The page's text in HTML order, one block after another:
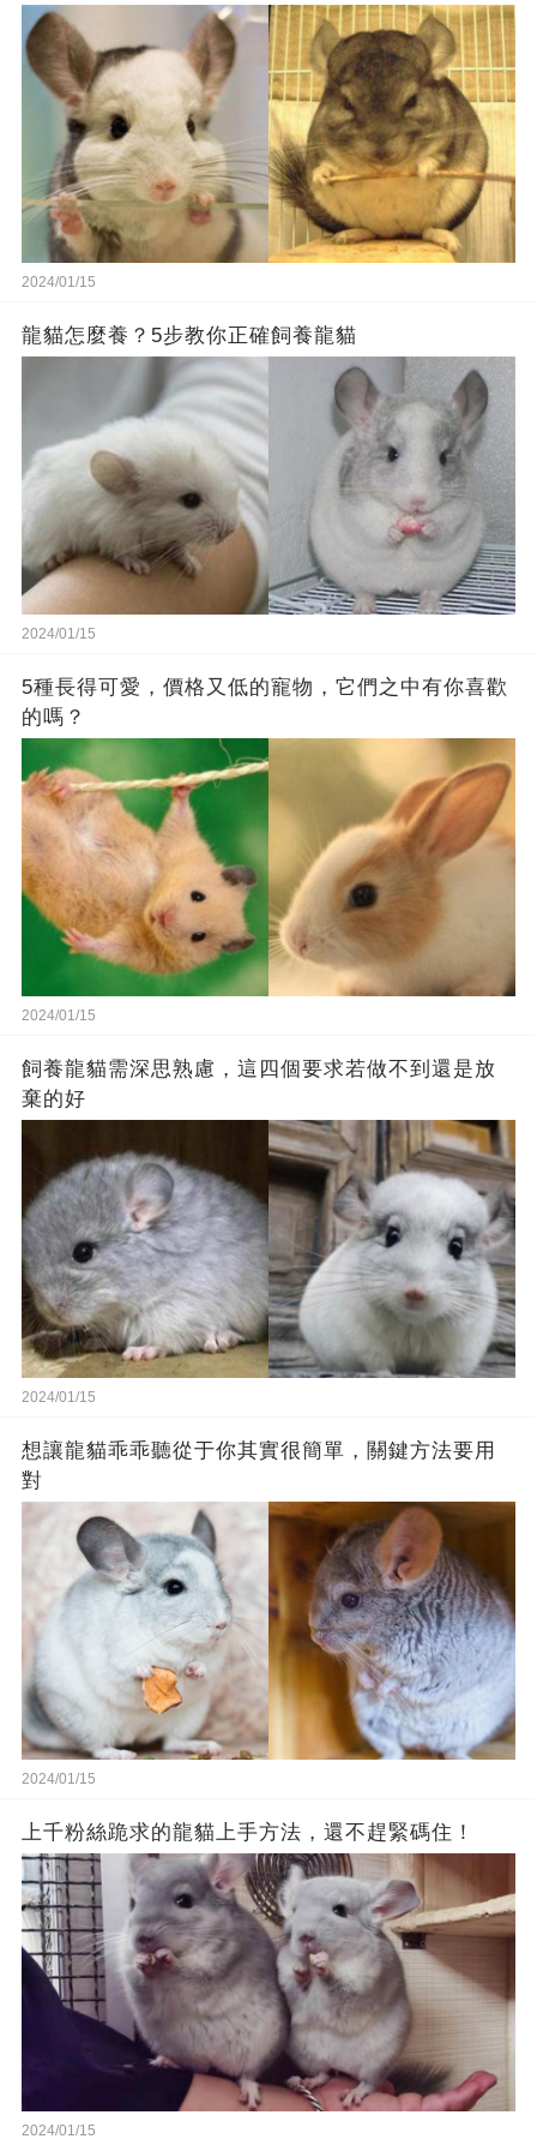
2024/01/15
龍貓怎麼養？5步教你正確飼養龍貓
2024/01/15
5種長得可愛，價格又低的寵物，它們之中有你喜歡
的嗎？
2024/01/15
飼養龍貓需深思熟慮，這四個要求若做不到還是放
棄的好
2024/01/15
想讓龍貓乖乖聽從于你其實很簡單，關鍵方法要用
對
2024/01/15
上千粉絲跪求的龍貓上手方法，還不趕緊碼住！
2024/01/15